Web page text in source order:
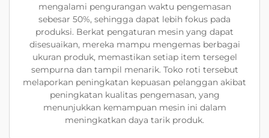
mengalami pengurangan waktu pengemasan
sebesar 50%, sehingga dapat lebih fokus pada
produksi. Berkat pengaturan mesin yang dapat
disesuaikan, mereka mampu mengemas berbagai
ukuran produk, memastikan setiap item tersegel
sempurna dan tampil menarik. Toko roti tersebut
melaporkan peningkatan kepuasan pelanggan akibat
peningkatan kualitas pengemasan, yang
menunjukkan kemampuan mesin ini dalam
meningkatkan daya tarik produk.